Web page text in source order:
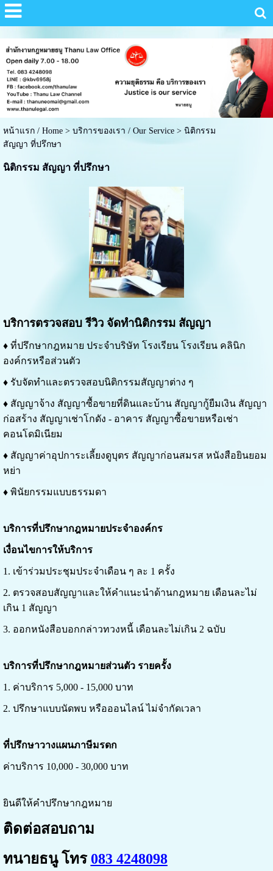
หน้าแรก / Home> บริการของเรา / Our Service> นิติกรรม
สัญญา ที่ปรึกษา
นิติกรรม สัญญา ที่ปรึกษา
บริการตรวจสอบ รีวิว จัดทำนิติกรรม สัญญา
♦ ที่ปรึกษากฎหมาย ประจำบริษัท โรงเรียน โรงเรียน คลินิก
องค์กรหรือส่วนตัว
♦ รับจัดทำและตรวจสอบนิติกรรมสัญญาต่าง ๆ
♦ สัญญาจ้าง สัญญาซื้อขายที่ดินและบ้าน สัญญากู้ยืมเงิน สัญญา
ก่อสร้าง สัญญาเช่าโกดัง - อาคาร สัญญาซื้อขายหรือเช่า
คอนโดมิเนียม
♦ สัญญาค่าอุปการะเลี้ยงดูบุตร สัญญาก่อนสมรส หนังสือยินยอม
หย่า
♦ พินัยกรรมแบบธรรมดา
บริการที่ปรึกษากฎหมายประจำองค์กร
เงื่อนไขการให้บริการ
1. เข้าร่วมประชุมประจำเดือน ๆ ละ 1 ครั้ง
2. ตรวจสอบสัญญาและให้คำแนะนำด้านกฎหมาย เดือนละไม่
เกิน 1 สัญญา
3. ออกหนังสือบอกกล่าวทวงหนี้ เดือนละไม่เกิน 2 ฉบับ
บริการที่ปรึกษากฎหมายส่วนตัว รายครั้ง
1. ค่าบริการ 5,000 - 15,000 บาท
2. ปรึกษาแบบนัดพบ หรือออนไลน์ ไม่จำกัดเวลา
ที่ปรึกษาวางแผนภาษีมรดก
ค่าบริการ 10,000 - 30,000 บาท
ยินดีให้คำปรึกษากฎหมาย
ติดต่อสอบถาม
ทนายธนู โทร 083 4248098